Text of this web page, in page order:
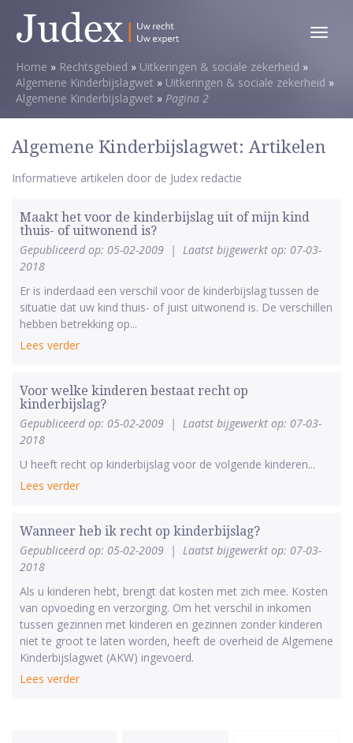
Toggle
Home » Rechtsgebied » Uitkeringen & sociale zekerheid »
Algemene Kinderbijslagwet » Uitkeringen & sociale zekerheid »
Algemene Kinderbijslagwet » Pagina 2
Algemene Kinderbijslagwet: Artikelen
Informatieve artikelen door de Judex redactie
Maakt het voor de kinderbijslag uit of mijn kind
thuis- of uitwonend is?
Gepubliceerd op: 05-02-2009 | Laatst bijgewerkt op: 07-03-
2018
Er is inderdaad een verschil voor de kinderbijslag tussen de
situatie dat uw kind thuis- of juist uitwonend is. De verschillen
hebben betrekking op...
Lees verder
Voor welke kinderen bestaat recht op
kinderbijslag?
Gepubliceerd op: 05-02-2009 | Laatst bijgewerkt op: 07-03-
2018
U heeft recht op kinderbijslag voor de volgende kinderen...
Lees verder
Wanneer heb ik recht op kinderbijslag?
Gepubliceerd op: 05-02-2009 | Laatst bijgewerkt op: 07-03-
2018
Als u kinderen hebt, brengt dat kosten met zich mee. Kosten
van opvoeding en verzorging. Om het verschil in inkomen
tussen gezinnen met kinderen en gezinnen zonder kinderen
niet te groot te laten worden, heeft de overheid de Algemene
Kinderbijslagwet (AKW) ingevoerd.
Lees verder